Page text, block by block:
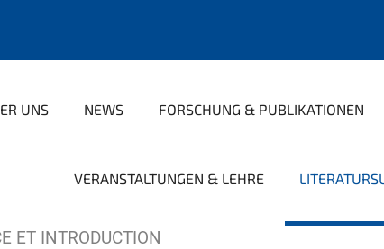
UNS NEWS FORSCHUNG & PUBLIKATIONEN
VERANSTALTUNGEN & LEHRE
ET INTRODUCTION